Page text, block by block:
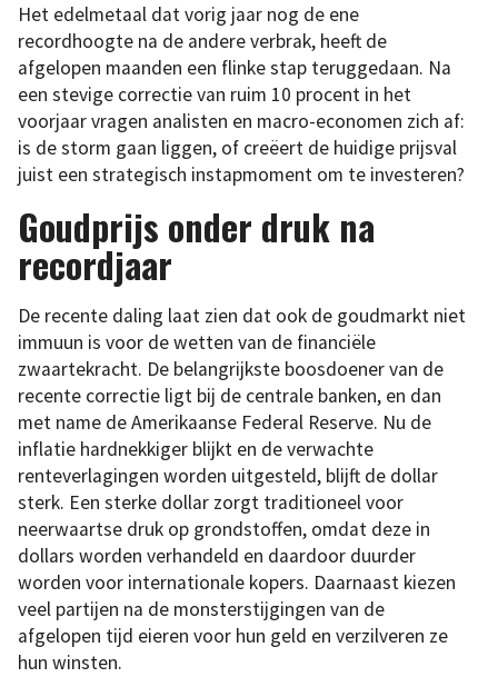
Het edelmetaal dat vorig jaar nog de ene
recordhoogte na de andere verbrak, heeft de
afgelopen maanden een flinke stap teruggedaan. Na
een stevige correctie van ruim 10 procent in het
voorjaar vragen analisten en macro-economen zich af:
is de storm gaan liggen, of creëert de huidige prijsval
juist een strategisch instapmoment om te investeren?
Goudprijs onder druk na
recordjaar
De recente daling laat zien dat ook de goudmarkt niet
immuun is voor de wetten van de financiële
zwaartekracht. De belangrijkste boosdoener van de
recente correctie ligt bij de centrale banken, en dan
met name de Amerikaanse Federal Reserve. Nu de
inflatie hardnekkiger blijkt en de verwachte
renteverlagingen worden uitgesteld, blijft de dollar
sterk. Een sterke dollar zorgt traditioneel voor
neerwaartse druk op grondstoffen, omdat deze in
dollars worden verhandeld en daardoor duurder
worden voor internationale kopers. Daarnaast kiezen
veel partijen na de monsterstijgingen van de
afgelopen tijd eieren voor hun geld en verzilveren ze
hun winsten.